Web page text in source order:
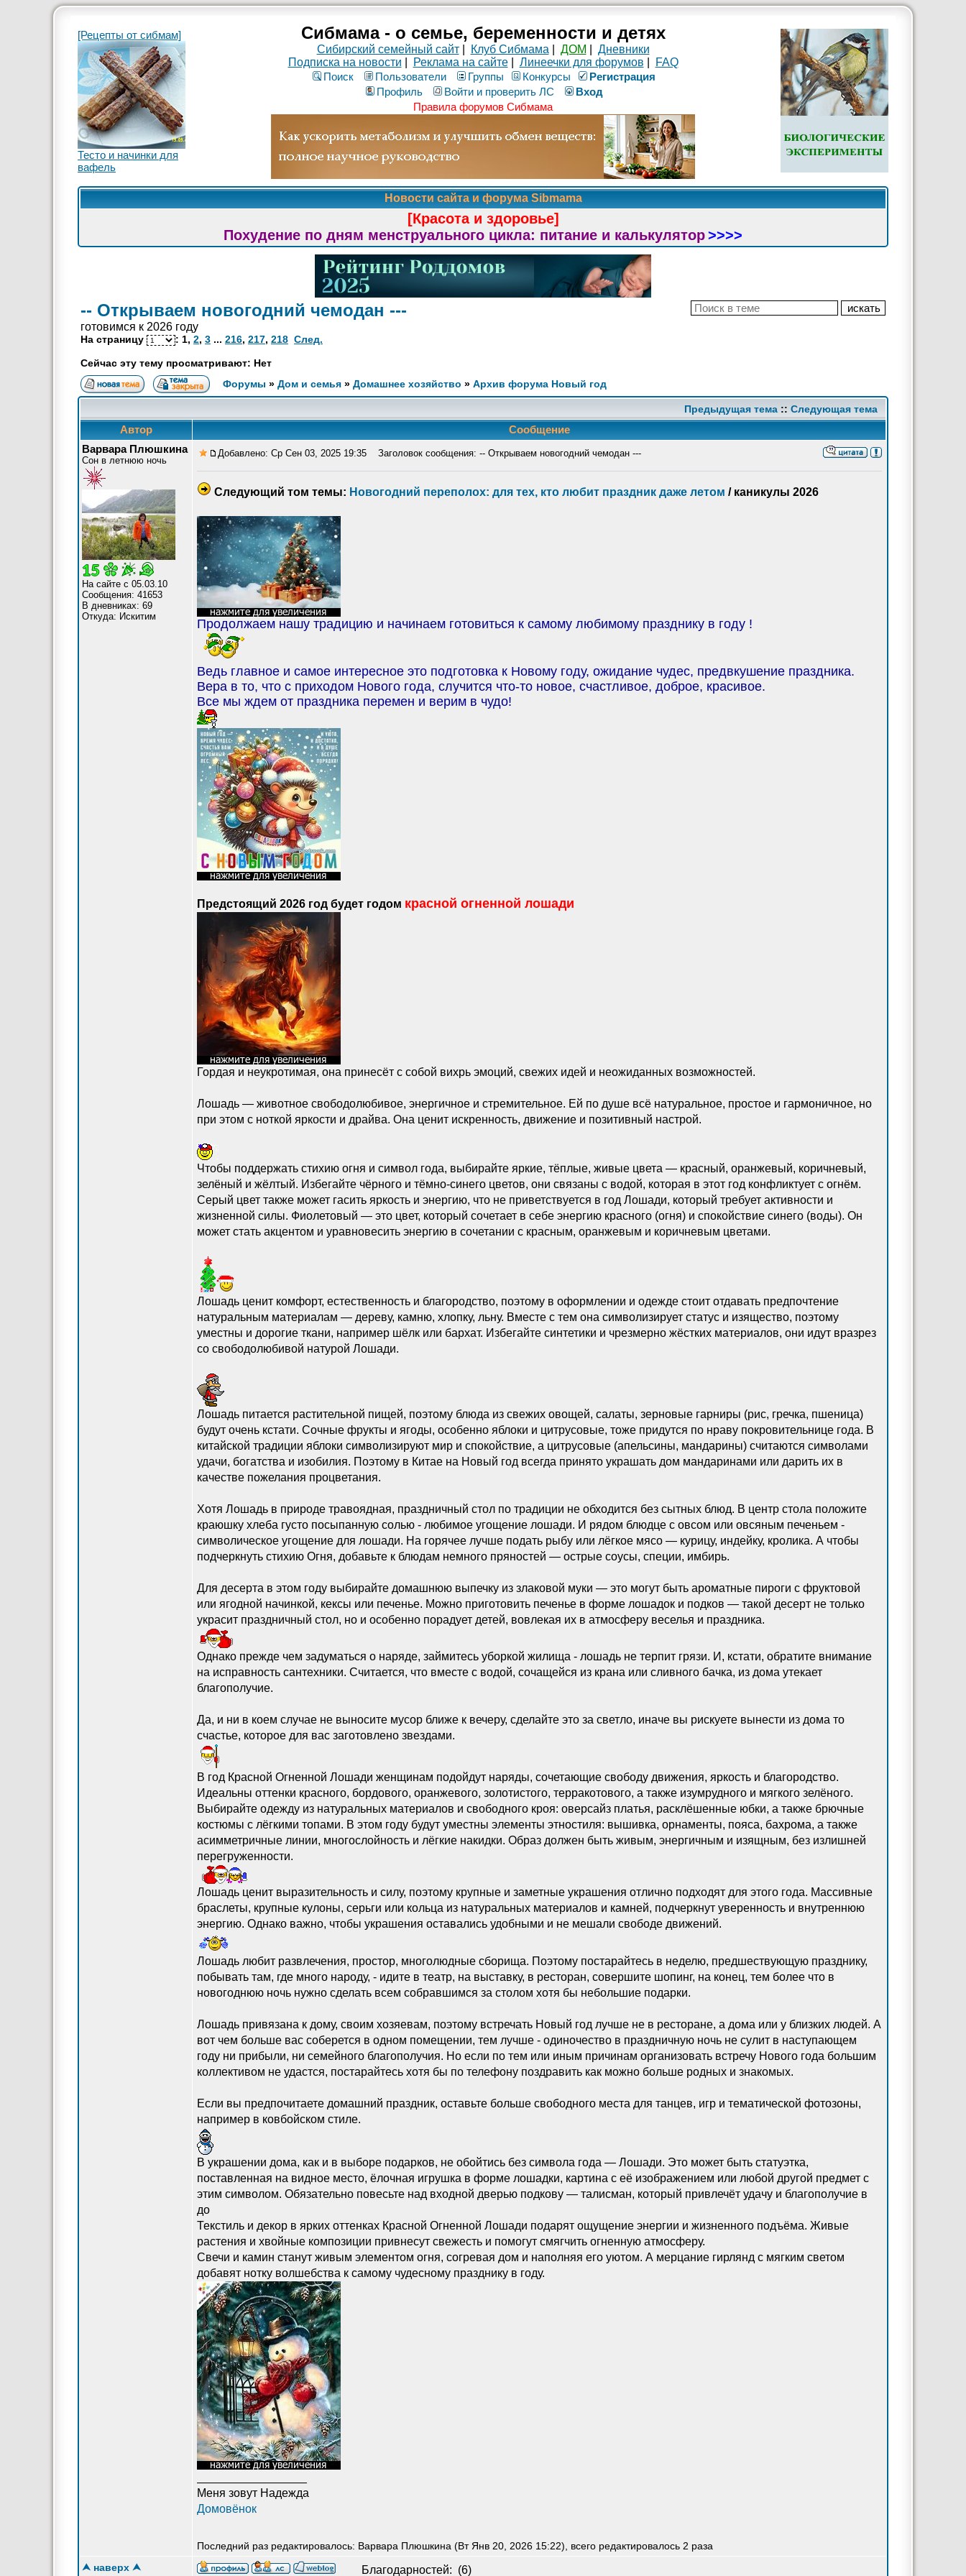
[Рецепты от сибмам]
Тесто и начинки для
вафель
Сибмама - о семье, беременности и детях
Сибирский семейный сайт| Клуб Сибмама ДОМ
Дневники
Подписка на новости
Реклама на сайте| Линеечки для форумов
FAQ
Поиск
Пользователи Группы Конкурсы
Рeгиcтpaция
Профиль
Войти и проверить ЛС
Вход
Правила форумов Сибмама
Новости сайта и форума Sibmama
[Красота и здоровье]
Похудение по дням менструального цикла: питание и калькулятор>>>>
-- Открываем новогодний чемодан ---
готовимся к 2026 году
На страницу : 1, 2, 3 ... 216, 217, 218 След.
Сейчас эту тему просматривают: Нет
Форумы » Дом и семья » Домашнее хозяйство » Архив форума Новый год
Предыдущая тема :: Следующая тема
Автор
Сообщение
Варвара Плюшкина
Сон в летнюю ночь
На сайте с 05.03.10
Сообщения: 41653
В дневниках: 69
Откуда: Искитим
Добавлено: Ср Сен 03, 2025 19:35 Заголовок сообщения: -- Открываем новогодний чемодан ---
Следующий том темы: Новогодний переполох: для тех, кто любит праздник даже летом / каникулы 2026
Продолжаем нашу традицию и начинаем готовиться к самому любимому празднику в году !
Ведь главное и самое интересное это подготовка к Новому году, ожидание чудес, предвкушение праздника.
Вера в то, что с приходом Нового года, случится что-то новое, счастливое, доброе, красивое.
Все мы ждем от праздника перемен и верим в чудо!
Предстоящий 2026 год будет годом красной огненной лошади
Гордая и неукротимая, она принесёт с собой вихрь эмоций, свежих идей и неожиданных возможностей.
Лошадь — животное свободолюбивое, энергичное и стремительное. Ей по душе всё натуральное, простое и гармоничное, но
при этом с ноткой яркости и драйва. Она ценит искренность, движение и позитивный настрой.
Чтобы поддержать стихию огня и символ года, выбирайте яркие, тёплые, живые цвета — красный, оранжевый, коричневый,
зелёный и жёлтый. Избегайте чёрного и тёмно-синего цветов, они связаны с водой, которая в этот год конфликтует с огнём.
Серый цвет также может гасить яркость и энергию, что не приветствуется в год Лошади, который требует активности и
жизненной силы. Фиолетовый — это цвет, который сочетает в себе энергию красного (огня) и спокойствие синего (воды). Он
может стать акцентом и уравновесить энергию в сочетании с красным, оранжевым и коричневым цветами.
Лошадь ценит комфорт, естественность и благородство, поэтому в оформлении и одежде стоит отдавать предпочтение
натуральным материалам — дереву, камню, хлопку, льну. Вместе с тем она символизирует статус и изящество, поэтому
уместны и дорогие ткани, например шёлк или бархат. Избегайте синтетики и чрезмерно жёстких материалов, они идут вразрез
со свободолюбивой натурой Лошади.
Лошадь питается растительной пищей, поэтому блюда из свежих овощей, салаты, зерновые гарниры (рис, гречка, пшеница)
будут очень кстати. Сочные фрукты и ягоды, особенно яблоки и цитрусовые, тоже придутся по нраву покровительнице года. В
китайской традиции яблоки символизируют мир и спокойствие, а цитрусовые (апельсины, мандарины) считаются символами
удачи, богатства и изобилия. Поэтому в Китае на Новый год всегда принято украшать дом мандаринами или дарить их в
качестве пожелания процветания.
Хотя Лошадь в природе травоядная, праздничный стол по традиции не обходится без сытных блюд. В центр стола положите
краюшку хлеба густо посыпанную солью - любимое угощение лошади. И рядом блюдце с овсом или овсяным печеньем -
символическое угощение для лошади. На горячее лучше подать рыбу или лёгкое мясо — курицу, индейку, кролика. А чтобы
подчеркнуть стихию Огня, добавьте к блюдам немного пряностей — острые соусы, специи, имбирь.
Для десерта в этом году выбирайте домашнюю выпечку из злаковой муки — это могут быть ароматные пироги с фруктовой
или ягодной начинкой, кексы или печенье. Можно приготовить печенье в форме лошадок и подков — такой десерт не только
украсит праздничный стол, но и особенно порадует детей, вовлекая их в атмосферу веселья и праздника.
Однако прежде чем задуматься о наряде, займитесь уборкой жилища - лошадь не терпит грязи. И, кстати, обратите внимание
на исправность сантехники. Считается, что вместе с водой, сочащейся из крана или сливного бачка, из дома утекает
благополучие.
Да, и ни в коем случае не выносите мусор ближе к вечеру, сделайте это за светло, иначе вы рискуете вынести из дома то
счастье, которое для вас заготовлено звездами.
В год Красной Огненной Лошади женщинам подойдут наряды, сочетающие свободу движения, яркость и благородство.
Идеальны оттенки красного, бордового, оранжевого, золотистого, терракотового, а также изумрудного и мягкого зелёного.
Выбирайте одежду из натуральных материалов и свободного кроя: оверсайз платья, расклёшенные юбки, а также брючные
костюмы с лёгкими топами. В этом году будут уместны элементы этностиля: вышивка, орнаменты, пояса, бахрома, а также
асимметричные линии, многослойность и лёгкие накидки. Образ должен быть живым, энергичным и изящным, без излишней
перегруженности.
Лошадь ценит выразительность и силу, поэтому крупные и заметные украшения отлично подходят для этого года. Массивные
браслеты, крупные кулоны, серьги или кольца из натуральных материалов и камней, подчеркнут уверенность и внутреннюю
энергию. Однако важно, чтобы украшения оставались удобными и не мешали свободе движений.
Лошадь любит развлечения, простор, многолюдные сборища. Поэтому постарайтесь в неделю, предшествующую празднику,
побывать там, где много народу, - идите в театр, на выставку, в ресторан, совершите шопинг, на конец, тем более что в
новогоднюю ночь нужно сделать всем собравшимся за столом хотя бы небольшие подарки.
Лошадь привязана к дому, своим хозяевам, поэтому встречать Новый год лучше не в ресторане, а дома или у близких людей. А
вот чем больше вас соберется в одном помещении, тем лучше - одиночество в праздничную ночь не сулит в наступающем
году ни прибыли, ни семейного благополучия. Но если по тем или иным причинам организовать встречу Нового года большим
коллективом не удастся, постарайтесь хотя бы по телефону поздравить как можно больше родных и знакомых.
Если вы предпочитаете домашний праздник, оставьте больше свободного места для танцев, игр и тематической фотозоны,
например в ковбойском стиле.
В украшении дома, как и в выборе подарков, не обойтись без символа года — Лошади. Это может быть статуэтка,
поставленная на видное место, ёлочная игрушка в форме лошадки, картина с её изображением или любой другой предмет с
этим символом. Обязательно повесьте над входной дверью подкову — талисман, который привлечёт удачу и благополучие в
до
Текстиль и декор в ярких оттенках Красной Огненной Лошади подарят ощущение энергии и жизненного подъёма. Живые
растения и хвойные композиции привнесут свежесть и помогут смягчить огненную атмосферу.
Свечи и камин станут живым элементом огня, согревая дом и наполняя его уютом. А мерцание гирлянд с мягким светом
добавят нотку волшебства к самому чудесному празднику в году.
Меня зовут Надежда
Домовёнок
Последний раз редактировалось: Варвара Плюшкина (Вт Янв 20, 2026 15:22), всего редактировалось 2 раза
⮝ наверх ⮝
Благодарностей: (6)